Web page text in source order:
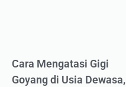
Cara Mengatasi Gigi
Goyang di Usia Dewasa,